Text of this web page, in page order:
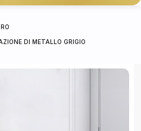
DI METALLO GRIGIO